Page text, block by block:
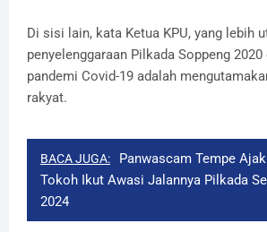
Di sisi lain, kata Ketua KPU, yang lebih
penyelenggaraan Pilkada Soppeng
pandemi Covid-19 adalah
rakyat.
BACA JUGA:
Panwascam Tempe
Tokoh Ikut Awasi Jalannya Pilkada
2024